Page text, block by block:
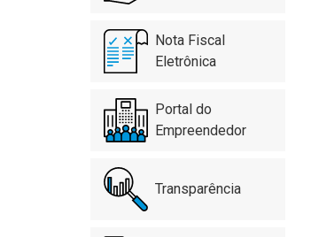
Nota Fiscal
Eletrônica
Portal do
Empreendedor
Transparência